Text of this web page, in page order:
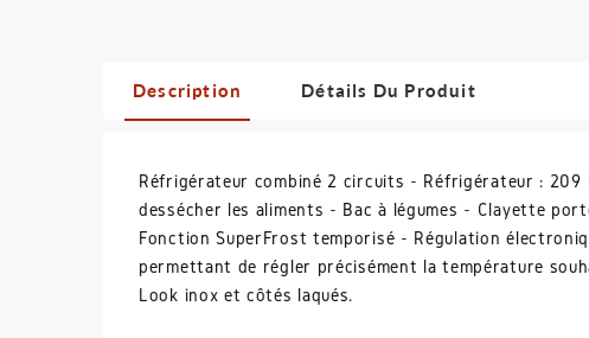
Description Détails Du Produit
Réfrigérateur combiné 2 circuits - Réfrigérateur : 209
dessécher les aliments - Bac à légumes - Clayette
Fonction SuperFrost temporisé - Régulation
permettant de régler précisément la température
Look inox et côtés laqués.